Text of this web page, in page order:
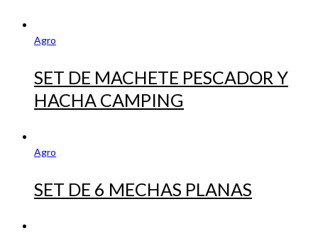
Agro
SET DE MACHETE PESCADOR Y
HACHA CAMPING
Agro
SET DE 6 MECHAS PLANAS